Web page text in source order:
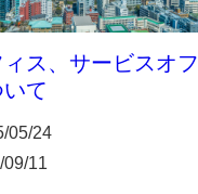
ス、サービスオ
て
05/24
09/11